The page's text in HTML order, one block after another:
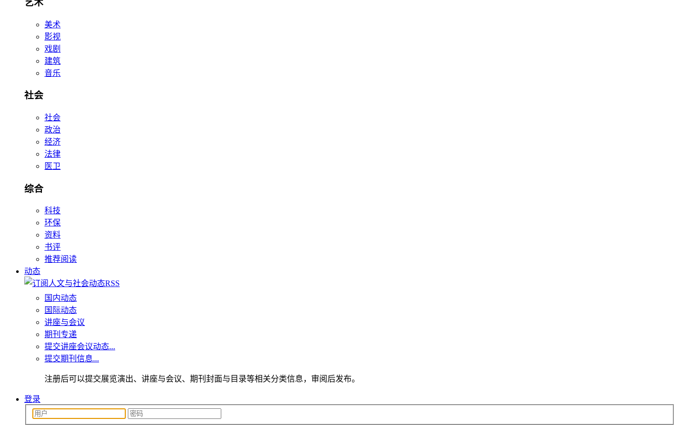
艺术
美术
影视
戏剧
建筑
音乐
社会
社会
政治
经济
法律
医卫
综合
科技
环保
资料
书评
推荐阅读
动态
国内动态
国际动态
讲座与会议
期刊专递
提交讲座会议动态...
提交期刊信息...
注册后可以提交展览演出、讲座与会议、期刊封面与目录等相关分类信息，审阅后发布。
登录